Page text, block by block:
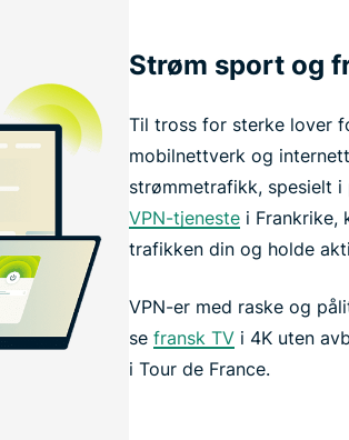
Strøm sport og
Til tross for sterke lover
mobilnettverk og
strømmetrafikk, spesielt
VPN-tjenestei Frankrike,
trafikken din og holde
VPN-er med raske og
se fransk TVi 4K uten
i Tour de France.